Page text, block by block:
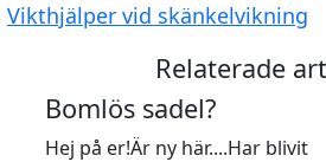
Vikthjälper vid skänkelvikning
Relaterade
Bomlös sadel?
Hej på er!Är ny här....Har blivit